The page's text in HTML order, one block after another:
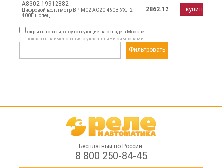
A8302-19912882
Цифровой вольтметр ВР-М02 АС20-450В УХЛ2
400Гц [спец.]
2862.12 купить
скрыть товары, отсутствующие на складе в Москве
показать наименования с указанными символами:
Фильтровать
Бесплатный по России:
8 800 250-84-45